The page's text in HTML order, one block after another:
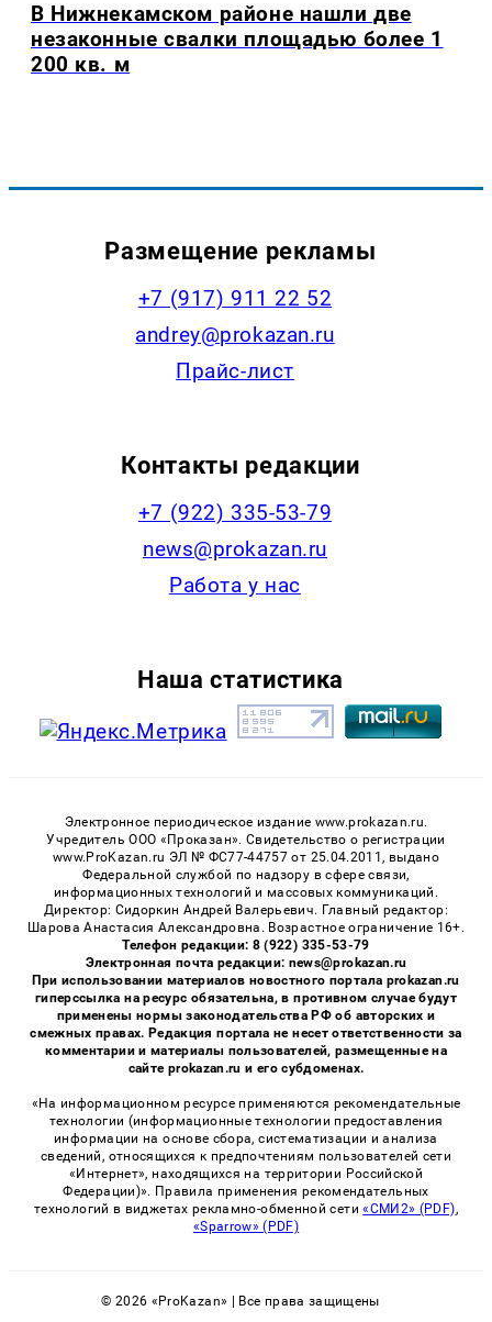
В Нижнекамском районе нашли две
незаконные свалки площадью более 1
200 кв. м
Размещение рекламы
+7 (917) 911 22 52
andrey@prokazan.ru
Прайс-лист
Контакты редакции
+7 (922) 335-53-79
news@prokazan.ru
Работа у нас
Наша статистика
Электронное периодическое издание www.prokazan.ru.
Учредитель ООО «Проказан». Cвидетельство о регистрации
www.ProKazan.ru ЭЛ № ФС77-44757 от 25.04.2011, выдано
Федеральной службой по надзору в сфере связи,
информационных технологий и массовых коммуникаций.
Директор: Сидоркин Андрей Валерьевич. Главный редактор:
Шарова Анастасия Александровна. Возрастное ограничение 16+.
Телефон редакции: 8 (922) 335-53-79
Электронная почта редакции: news@prokazan.ru
При использовании материалов новостного портала prokazan.ru
гиперссылка на ресурс обязательна, в противном случае будут
применены нормы законодательства РФ об авторских и
смежных правах. Редакция портала не несет ответственности за
комментарии и материалы пользователей, размещенные на
сайте prokazan.ru и его субдоменах.
«На информационном ресурсе применяются рекомендательные
технологии (информационные технологии предоставления
информации на основе сбора, систематизации и анализа
сведений, относящихся к предпочтениям пользователей сети
«Интернет», находящихся на территории Российской
Федерации)». Правила применения рекомендательных
технологий в виджетах рекламно-обменной сети«СМИ2» (PDF),
«Sparrow» (PDF)
© 2026 «ProKazan» | Все права защищены